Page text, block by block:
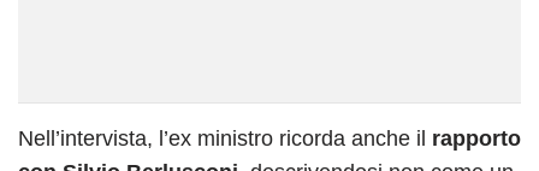
Nell’intervista, l’ex ministro ricorda anche il rapporto